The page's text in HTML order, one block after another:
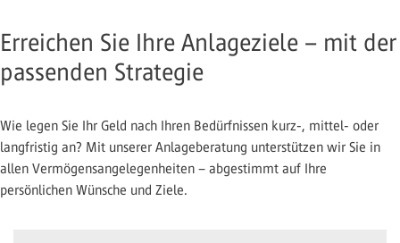
Erreichen Sie Ihre Anlageziele – mit der
passenden Strategie
Wie legen Sie Ihr Geld nach Ihren Bedürfnissen kurz-, mittel- oder
langfristig an? Mit unserer Anlageberatung unterstützen wir Sie in
allen Vermögensangelegenheiten – abgestimmt auf Ihre
persönlichen Wünsche und Ziele.